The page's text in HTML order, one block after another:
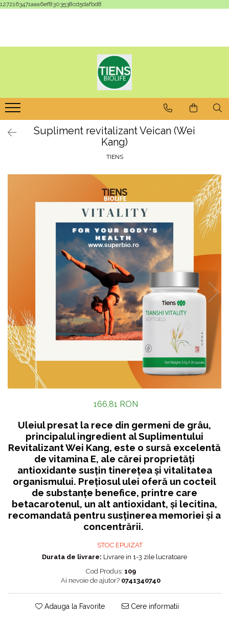
1272163471aaa6ef8303538cd5dafbd8
Supliment revitalizant Veican (Wei
Kang)
TIENS
166,81 RON
Uleiul presat la rece din germeni de grâu,
principalul ingredient al Suplimentului
Revitalizant Wei Kang, este o sursă excelentă
de vitamina E, ale cărei proprietăţi
antioxidante susţin tinereţea şi vitalitatea
organismului. Preţiosul ulei oferă un cocteil
de substanţe benefice, printre care
betacarotenul, un alt antioxidant, şi lecitina,
recomandată pentru susţinerea memoriei şi a
concentrării.
STOC EPUIZAT
Durata de livrare: Livrare in 1-3 zile lucratoare
Cod Produs: 109
Ai nevoie de ajutor? 0741340740
Adauga la Favorite Cere informatii